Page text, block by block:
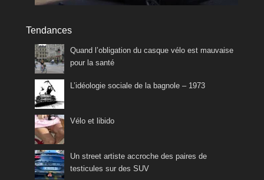
Tendances
Quand l’obligation du casque vélo est mauvaise
pour la santé
L’idéologie sociale de la bagnole – 1973
Vélo et libido
Un street artiste accroche des paires de
testicules sur des SUV